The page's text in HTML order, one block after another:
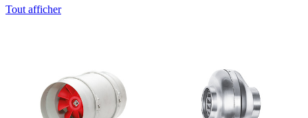
Tout afficher